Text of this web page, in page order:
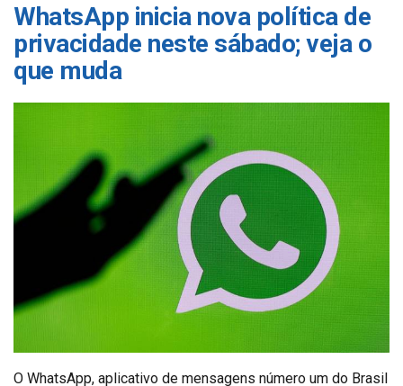
WhatsApp inicia nova política de
privacidade neste sábado; veja o
que muda
O WhatsApp, aplicativo de mensagens número um do Brasil